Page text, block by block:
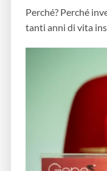
Perché? Perché
tanti anni di vita